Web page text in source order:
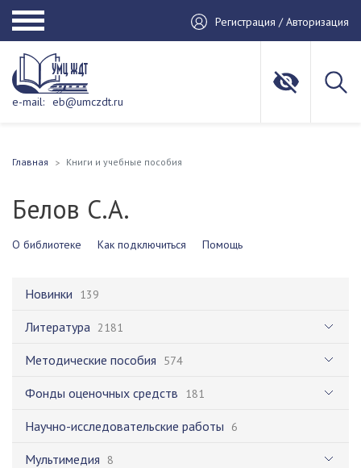
Регистрация / Авторизация
e-mail: eb@umczdt.ru
Главная Книги и учебные пособия
Белов С.А.
О библиотеке Как подключиться Помощь
Новинки 139
Литература 2181
Методические пособия 574
Фонды оценочных средств 181
Научно-исследовательские работы 6
Мультимедия 8